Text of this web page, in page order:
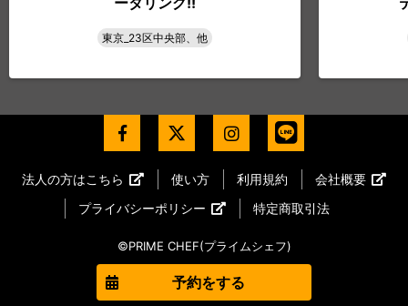
予約をする
東京_23区中央部、他
法人の方はこちら 使い方 利用規約
会社概要
プライバシーポリシー
特定商取引法
©PRIME CHEF(プライムシェフ)